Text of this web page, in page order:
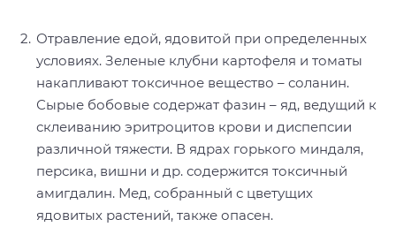
Отравление едой, ядовитой при определенных
условиях. Зеленые клубни картофеля и томаты
накапливают токсичное вещество – соланин.
Сырые бобовые содержат фазин – яд, ведущий к
склеиванию эритроцитов крови и диспепсии
различной тяжести. В ядрах горького миндаля,
персика, вишни и др. содержится токсичный
амигдалин. Мед, собранный с цветущих
ядовитых растений, также опасен.